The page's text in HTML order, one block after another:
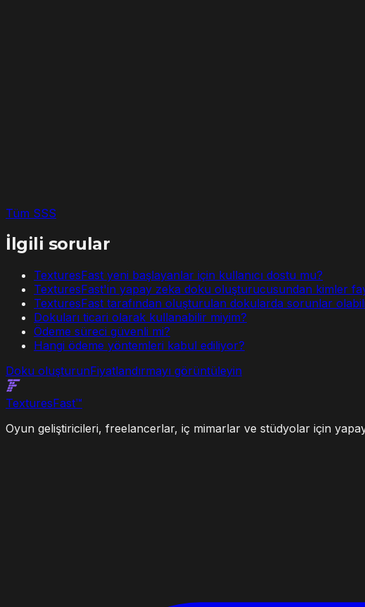
Tüm SSS
İlgili sorular
TexturesFast yeni başlayanlar için kullanıcı dostu mu?
TexturesFast'in yapay zeka doku oluşturucusundan kimler
TexturesFast tarafından oluşturulan dokularda sorunlar
Dokuları ticari olarak kullanabilir miyim?
Ödeme süreci güvenli mi?
Hangi ödeme yöntemleri kabul ediliyor?
Doku oluşturunFiyatlandırmayı görüntüleyin
TexturesFast™
Oyun geliştiricileri, freelancerlar, iç mimarlar ve stüdyolar için